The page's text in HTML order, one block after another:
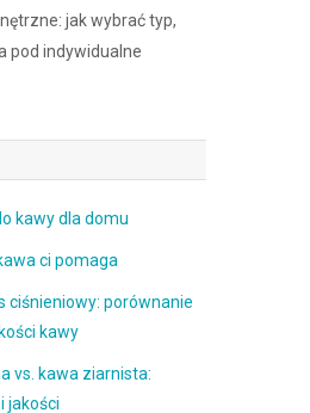
jak wybrać typ,
pod indywidualne
kawy dla domu
ci pomaga
ciśnieniowy: porównanie
kawy
vs. kawa ziarnista:
jakości